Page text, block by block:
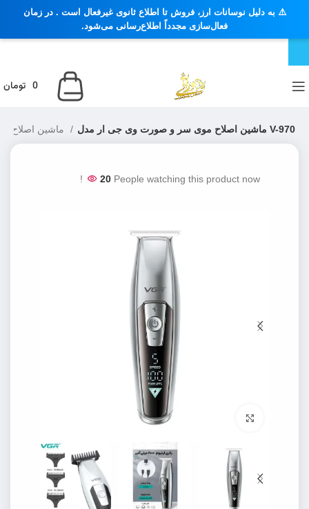
0 تومان
ماشین اصلاح موی سر و صورت وی جی ار مدل V-970
20 People watching this product now!
برای بزرگنمایی کلیک کنید
⚠️ به دلیل نوسانات ارز، فروش تا اطلاع ثانوی غیرفعال است . در زمان
فعال‌سازی مجدداً اطلاع‌رسانی می‌شود.